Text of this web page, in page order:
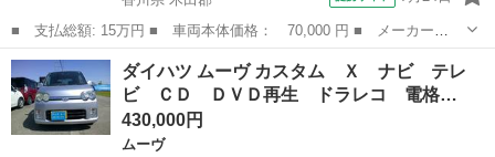
■ 支払総額: 15万円 ■ 車両本体価格： 70,000 円 ■ メーカー
名： ダイハツ ■ 車種名： ムーヴ ■ グレード名： カスタム
Ｒリミテッド ナビＴＶ スマートキー １５インチアルミホイー
ル パワステ パワー...
香川 木田郡 ムーヴ
ダイハツ ムーヴ カスタム Ｘ ナビ テレ
ビ ＣＤ ＤＶＤ再生 ドラレコ 電格…
430,000円
ムーヴ